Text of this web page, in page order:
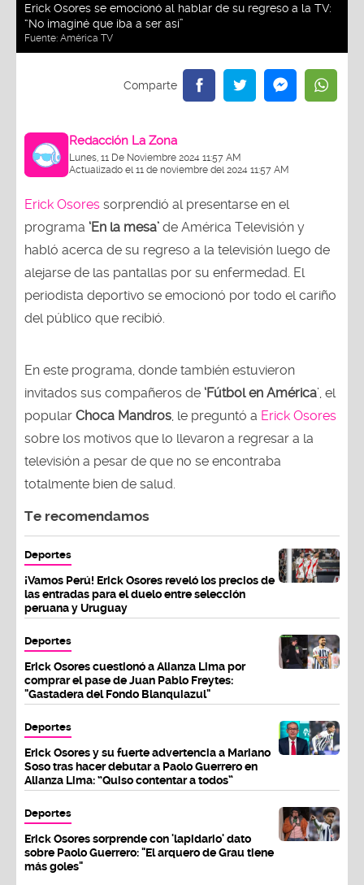
Erick Osores se emocionó al hablar de su regreso a la TV:
“No imaginé que iba a ser así”
Fuente: América TV
Redacción La Zona
Lunes, 11 De Noviembre 2024 11:57 AM
Actualizado el 11 de noviembre del 2024 11:57 AM
Erick Osores sorprendió al presentarse en el
programa ‘En la mesa’ de América Televisión y
habló acerca de su regreso a la televisión luego de
alejarse de las pantallas por su enfermedad. El
periodista deportivo se emocionó por todo el cariño
del público que recibió.
En este programa, donde también estuvieron
invitados sus compañeros de ‘Fútbol en América’, el
popular Choca Mandros , le preguntó a Erick Osores
sobre los motivos que lo llevaron a regresar a la
televisión a pesar de que no se encontraba
totalmente bien de salud.
Te recomendamos
Deportes
¡Vamos Perú! Erick Osores reveló los precios de
las entradas para el duelo entre selección
peruana y Uruguay
Deportes
Erick Osores cuestionó a Alianza Lima por
comprar el pase de Juan Pablo Freytes:
"Gastadera del Fondo Blanquiazul"
Deportes
Erick Osores y su fuerte advertencia a Mariano
Soso tras hacer debutar a Paolo Guerrero en
Alianza Lima: “Quiso contentar a todos”
Deportes
Erick Osores sorprende con 'lapidario' dato
sobre Paolo Guerrero: "El arquero de Grau tiene
más goles"